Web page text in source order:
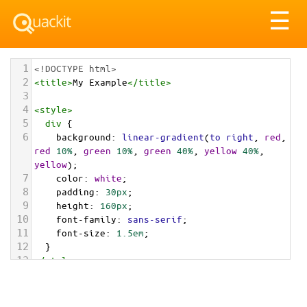
☰
1 <!DOCTYPE html>
2 <title>My Example</title>
3
4 <style>
5 div {
6 background: linear-gradient(to right red
red 10% green 10% green 40% yellow 40%
yellow);
7 color: white;
8 padding: 30px;
9 height: 160px;
10 font-family: sans-serif;
11 font-size: 1.5em;
12
  }
13 </style>